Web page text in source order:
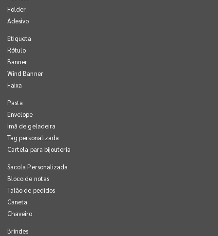
Folder
Adesivo
Etiqueta
Rótulo
Banner
Wind Banner
Faixa
Pasta
Envelope
Imã de geladeira
Tag personalizada
Cartela para bijouteria
Sacola Personalizada
Bloco de notas
Talão de pedidos
Caneta
Chaveiro
Brindes